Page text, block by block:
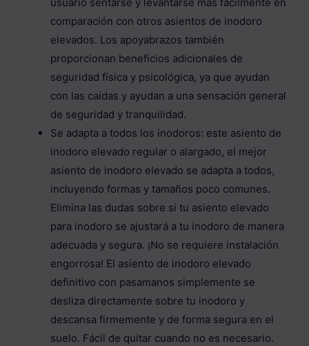
comparación con otros asientos de inodoro
elevados. Los apoyabrazos también
proporcionan beneficios adicionales de
seguridad física y psicológica, ya que ayudan
con las caídas y ayudan a una sensación general
de seguridad y tranquilidad.
Se adapta a todos los inodoros: este asiento de
inodoro elevado regular o alargado, el mejor
asiento de inodoro elevado se adapta a todos,
incluyendo formas y tamaños poco comunes.
Elimina las dudas sobre si tu asiento elevado
para inodoro se ajustará a tu inodoro de manera
adecuada y segura. ¡No se requiere instalación
engorrosa! El asiento de inodoro elevado
definitivo con pasamanos simplemente se
desliza directamente sobre tu inodoro y
descansa firmemente y de forma segura en el
suelo. Fácil de quitar cuando no es necesario.